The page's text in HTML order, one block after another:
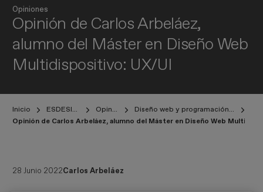
Opiniones
Opinión de Carlos Arbeláez,
alumno del Máster en Diseño Web
Multidispositivo: UX/UI
Inicio ESDESIGNERS Opiniones
Diseño web y programación multidispositivo
Opinión de Carlos Arbeláez, alumno del Máster en Diseño Web
28 Junio 2022Carlos Arbeláez